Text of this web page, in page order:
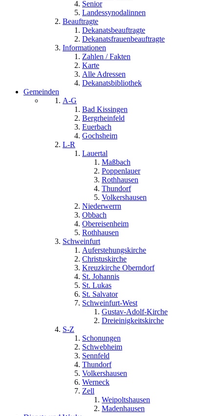
Senior
Landessynodalinnen
Beauftragte
Dekanatsbeauftragte
Dekanatsfrauenbeauftragte
Informationen
Zahlen / Fakten
Karte
Alle Adressen
Dekanatsbibliothek
Gemeinden
A-G
Bad Kissingen
Bergrheinfeld
Euerbach
Gochsheim
L-R
Lauertal
Maßbach
Poppenlauer
Rothhausen
Thundorf
Volkershausen
Niederwerrn
Obbach
Obereisenheim
Rothhausen
Schweinfurt
Auferstehungskirche
Christuskirche
Kreuzkirche Oberndorf
St. Johannis
St. Lukas
St. Salvator
Schweinfurt-West
Gustav-Adolf-Kirche
Dreieinigkeitskirche
S-Z
Schonungen
Schwebheim
Sennfeld
Thundorf
Volkershausen
Werneck
Zell
Weipoltshausen
Madenhausen